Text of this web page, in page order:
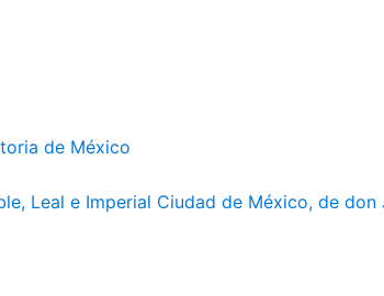
de México
Leal e Imperial Ciudad de México, de don